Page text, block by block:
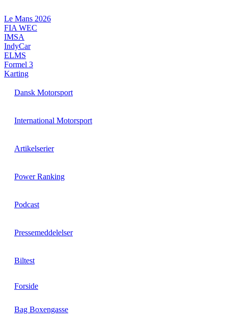
til
indhold
Le Mans 2026
FIA WEC
IMSA
IndyCar
ELMS
Formel 3
Karting
Dansk Motorsport
International Motorsport
Artikelserier
Power Ranking
Podcast
Pressemeddelelser
Biltest
Forside
Bag Boxengasse